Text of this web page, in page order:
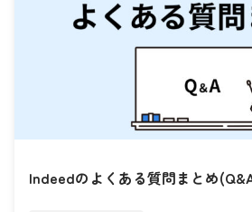
Indeedのよくある質問まとめ